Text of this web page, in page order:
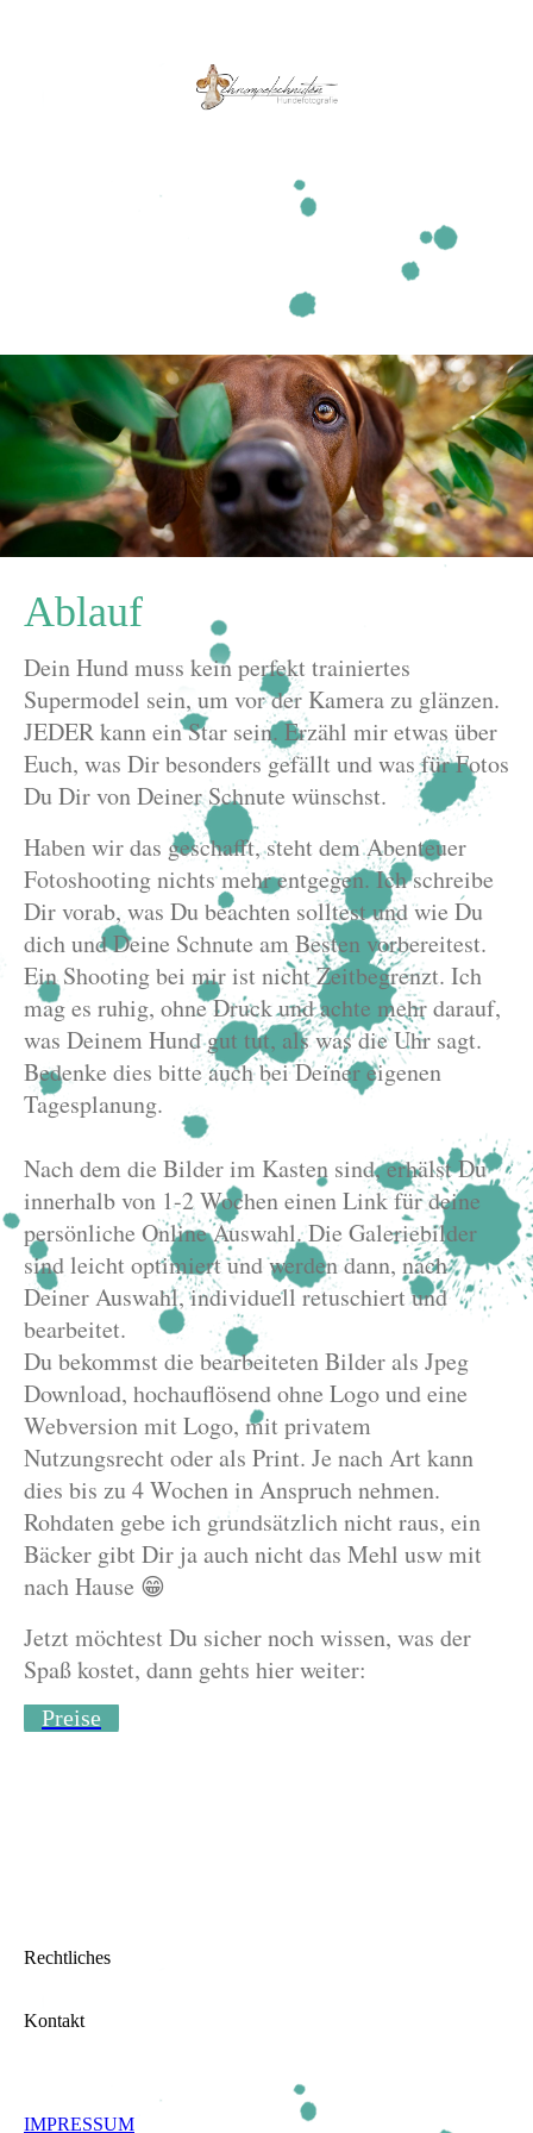
Ablauf
Dein Hund muss kein perfekt trainiertes
Supermodel sein, um vor der Kamera zu glänzen.
JEDER kann ein Star sein. Erzähl mir etwas über
Euch, was Dir besonders gefällt und was für Fotos
Du Dir von Deiner Schnute wünschst.
Haben wir das geschafft, steht dem Abenteuer
Fotoshooting nichts mehr entgegen. Ich schreibe
Dir vorab, was Du beachten solltest und wie Du
dich und Deine Schnute am Besten vorbereitest.
Ein Shooting bei mir ist nicht Zeitbegrenzt. Ich
mag es ruhig, ohne Druck und achte mehr darauf,
was Deinem Hund gut tut, als was die Uhr sagt.
Bedenke dies bitte auch bei Deiner eigenen
Tagesplanung.
Nach dem die Bilder im Kasten sind, erhälst Du
innerhalb von 1-2 Wochen einen Link für deine
persönliche Online Auswahl. Die Galeriebilder
sind leicht optimiert und werden dann, nach
Deiner Auswahl, individuell retuschiert und
bearbeitet.
Du bekommst die bearbeiteten Bilder als Jpeg
Download, hochauflösend ohne Logo und eine
Webversion mit Logo, mit privatem
Nutzungsrecht oder als Print. Je nach Art kann
dies bis zu 4 Wochen in Anspruch nehmen.
Rohdaten gebe ich grundsätzlich nicht raus, ein
Bäcker gibt Dir ja auch nicht das Mehl usw mit
nach Hause 😁
Jetzt möchtest Du sicher noch wissen, was der
Spaß kostet, dann gehts hier weiter:
Preise
Rechtliches
Kontakt
IMPRESSUM